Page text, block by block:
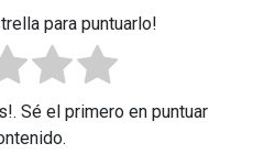
para puntuarlo!
Sé el primero en puntuar